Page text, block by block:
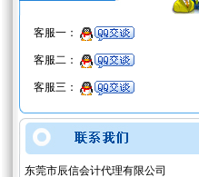
客服一：
客服二：
客服三：
东莞市辰信会计代理有限公司